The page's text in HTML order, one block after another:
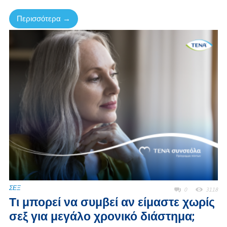
Περισσότερα →
ΣΕΞ 0 3118
Τι μπορεί να συμβεί αν είμαστε χωρίς
σεξ για μεγάλο χρονικό διάστημα;